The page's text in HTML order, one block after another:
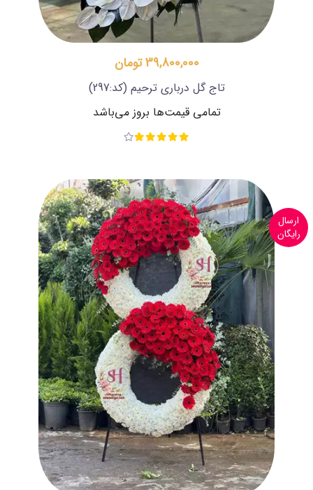
39,800,000 تومان
تاج گل درباری ترحیم (کد:297)
تمامی قیمت‌ها بروز می‌باشد
ارسال
رایگان